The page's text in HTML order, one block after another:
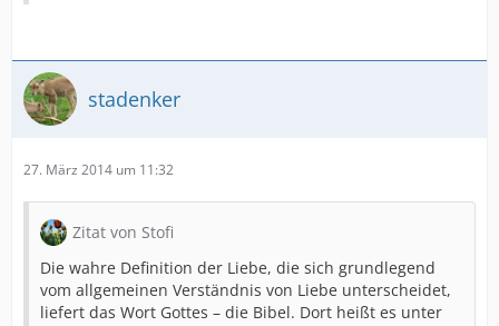
stadenker
27. März 2014 um 11:32
Zitat von Stofi
Die wahre Definition der Liebe, die sich grundlegend
vom allgemeinen Verständnis von Liebe unterscheidet,
liefert das Wort Gottes – die Bibel. Dort heißt es unter